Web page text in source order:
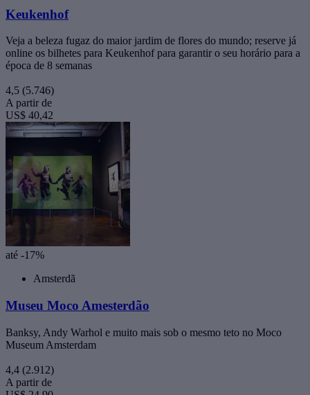
Keukenhof
Veja a beleza fugaz do maior jardim de flores do mundo; reserve já
online os bilhetes para Keukenhof para garantir o seu horário para a
época de 8 semanas
4,5 (5.746)
A partir de
US$ 40,42
até -17%
Amsterdã
Museu Moco Amesterdão
Banksy, Andy Warhol e muito mais sob o mesmo teto no Moco
Museum Amsterdam
4,4 (2.912)
A partir de